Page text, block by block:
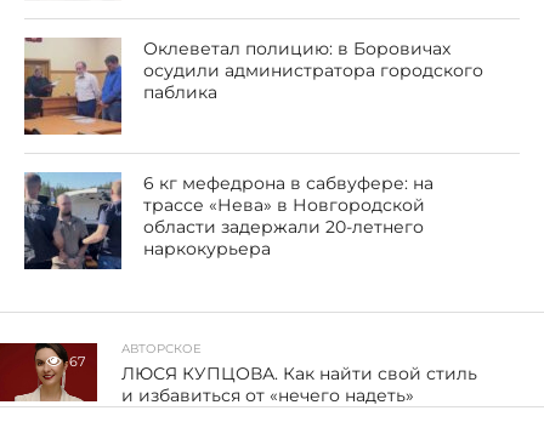
Оклеветал полицию: в Боровичах
осудили администратора городского
паблика
6 кг мефедрона в сабвуфере: на
трассе «Нева» в Новгородской
области задержали 20-летнего
наркокурьера
67
АВТОРСКОЕ
ЛЮСЯ КУПЦОВА. Как найти свой стиль
и избавиться от «нечего надеть»